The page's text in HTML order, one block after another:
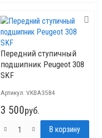
Передний ступичный
подшипник Peugeot 308
SKF
Артикул: VKBA3584
3 500руб.